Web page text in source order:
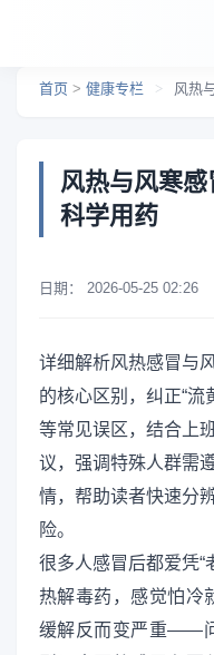
首页 > 健康专栏 > 风热
风热与风寒
科学用药
日期： 2026-05-25 02:26
详细解析风热感冒与
的核心区别，纠正“流
等常见误区，结合上
议，强调特殊人群需
情，帮助读者快速分
险。
很多人感冒后都爱凭“
热解毒药，感觉怕冷
缓解反而变严重——